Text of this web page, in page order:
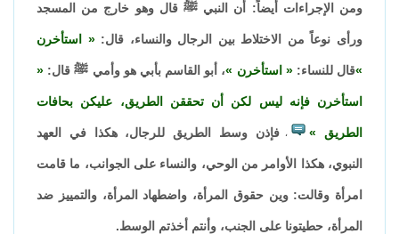
ومن الإجراءات أيضاً: أن النبي ﷺ قال وهو خارج من المسجد
ورأى نوعاً من الاختلاط بين الرجال والنساء، قال: استأخرن
قال للنساء: استأخرن ، أبو القاسم بأبي هو وأمي ﷺ قال:
استأخرن فإنه ليس لكن أن تحققن الطريق، عليكن بحافات
الطريق ،فإذن وسط الطريق للرجال، هكذا في العهد
النبوي، هكذا الأوامر من الوحي، والنساء على الجوانب، ما قامت
امرأة وقالت: وين حقوق المرأة، واضطهاد المرأة، والتمييز ضد
المرأة، حطيتونا على الجنب، وأنتم أخذتم الوسط.